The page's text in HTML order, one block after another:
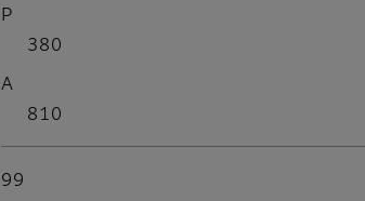
P
380
A
810
99